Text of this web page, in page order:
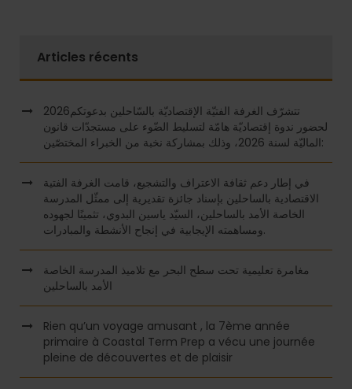
Articles récents
2026تتشرّف الغرفة الفتيّة الإقتصاديّة بالسّاحلين بدعوتكم
لحضور ندوة إقتصاديّة هامّة لتسليط الضّوء على مستجدّات قانون
الماليّة لسنة 2026، وذلك بمشاركة نخبة من الخبراء المختصّين:
في إطار دعم ثقافة الاعتراف والتشجيع، قامت الغرفة الفتية
الاقتصادية بالساحلين بإسناد جائزة تقديرية إلى ممثّل المدرسة
الخاصة الأمد بالساحلين، السيّد ياسين البدوي، تثمينًا لجهوده
ومساهمته الإيجابية في إنجاح الأنشطة والمبادرات.
مغامرة تعليمية تحت سطح البحر مع تلاميذ المدرسة الخاصة
الأمد بالساحلين
Rien qu’un voyage amusant , la 7ème année
primaire à Coastal Term Prep a vécu une journée
pleine de découvertes et de plaisir